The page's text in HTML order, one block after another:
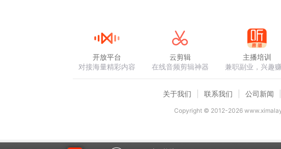
开放平台
对接海量精彩内容
云剪辑
在线音频剪辑神器
主播培训
兼职副业，兴趣
关于我们 联系我们 公司新闻
Copyright © 2012-2026